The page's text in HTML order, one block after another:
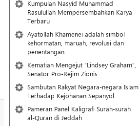
Kumpulan Nasyid Muhammad
Rasulullah Mempersembahkan Karya
Terbaru
Ayatollah Khamenei adalah simbol
kehormatan, maruah, revolusi dan
penentangan
Kematian Mengejut "Lindsey Graham",
Senator Pro-Rejim Zionis
Sambutan Rakyat Negara-negara Islam
Terhadap Kejohanan Sepanyol
Pameran Panel Kaligrafi Surah-surah
al-Quran di Jeddah